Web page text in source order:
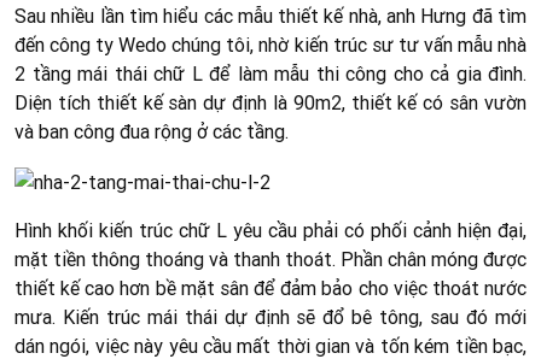
Sau nhiều lần tìm hiểu các mẫu thiết kế nhà, anh Hưng đã tìm
đến công ty Wedo chúng tôi, nhờ kiến trúc sư tư vấn mẫu nhà
2 tầng mái thái chữ L để làm mẫu thi công cho cả gia đình.
Diện tích thiết kế sàn dự định là 90m2, thiết kế có sân vườn
và ban công đua rộng ở các tầng.
Hình khối kiến trúc chữ L yêu cầu phải có phối cảnh hiện đại,
mặt tiền thông thoáng và thanh thoát. Phần chân móng được
thiết kế cao hơn bề mặt sân để đảm bảo cho việc thoát nước
mưa. Kiến trúc mái thái dự định sẽ đổ bê tông, sau đó mới
dán ngói, việc này yêu cầu mất thời gian và tốn kém tiền bạc,